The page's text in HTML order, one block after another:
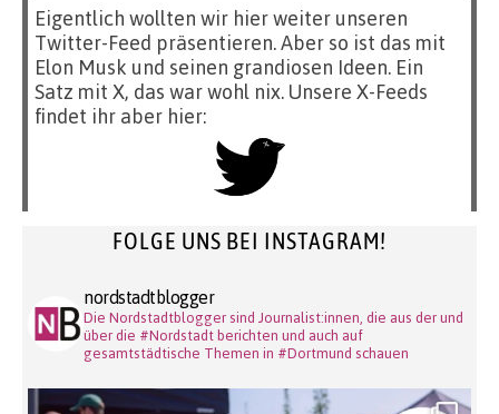
Eigentlich wollten wir hier weiter unseren
Twitter-Feed präsentieren. Aber so ist das mit
Elon Musk und seinen grandiosen Ideen. Ein
Satz mit X, das war wohl nix. Unsere X-Feeds
findet ihr aber hier:
FOLGE UNS BEI INSTAGRAM!
nordstadtblogger
Die Nordstadtblogger sind Journalist:innen, die aus der und
über die #Nordstadt berichten und auch auf
gesamtstädtische Themen in #Dortmund schauen